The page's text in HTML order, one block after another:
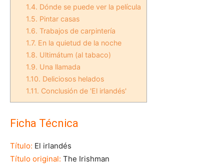
1.4. Dónde se puede ver la película
1.5. Pintar casas
1.6. Trabajos de carpintería
1.7. En la quietud de la noche
1.8. Ultimátum (al tabaco)
1.9. Una llamada
1.10. Deliciosos helados
1.11. Conclusión de 'El irlandés'
Ficha Técnica
Título: El irlandés
Título original: The Irishman